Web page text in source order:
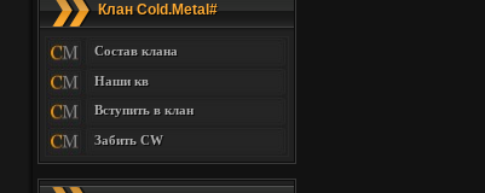
Клан Cold.Metal#
Состав клана
Наши кв
Вступить в клан
Забить CW